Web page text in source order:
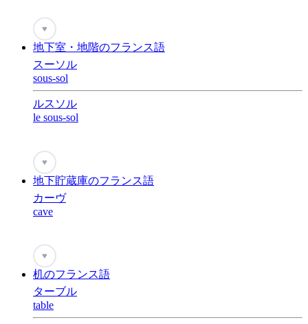
♥
地下室・地階のフランス語
スーソル
sous-sol
ルスソル
le sous-sol
♥
地下貯蔵庫のフランス語
カーヴ
cave
♥
机のフランス語
ターブル
table